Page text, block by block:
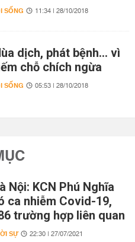
SỐNG 11:34 | 28/10/2018
dịch, phát bệnh... vì
chỗ chích ngừa
SỐNG 05:53 | 28/10/2018
Nội: KCN Phú Nghĩa
ca nhiễm Covid-19,
trường hợp liên quan
SỰ 22:30 | 27/07/2021